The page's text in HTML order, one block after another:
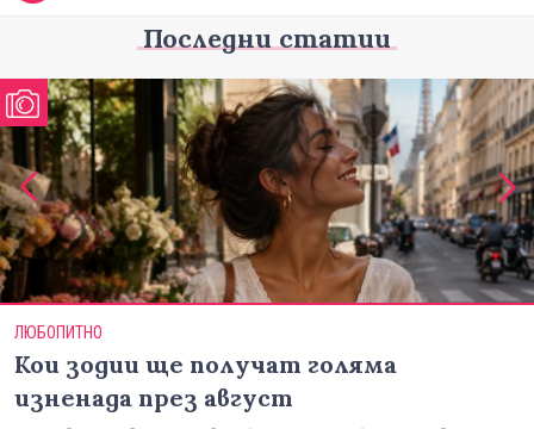
Последни статии
ЛЮБОПИТНО
Кои зодии ще получат голяма
изненада през август